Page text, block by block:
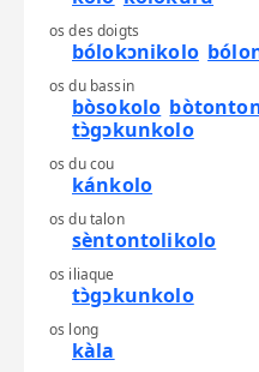
os des doigts
bólokɔnikolo
os du bassin
bòsokolo
tɔ̀gɔkunkolo
os du cou
kánkolo
os du talon
sèntontolikolo
os iliaque
tɔ̀gɔkunkolo
os long
kàla